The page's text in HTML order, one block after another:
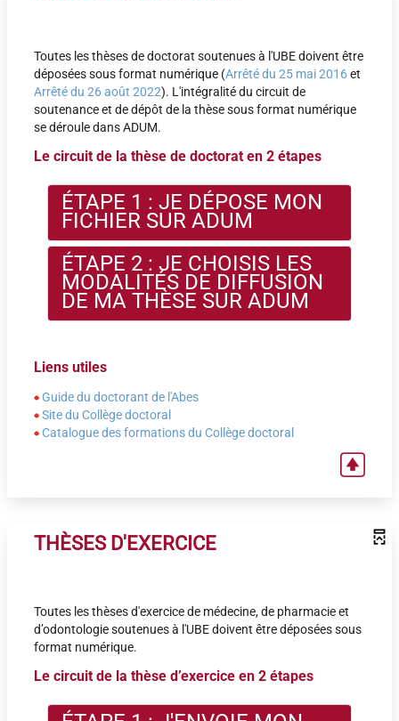
Toutes les thèses de doctorat soutenues à l'UBE doivent être
déposées sous format numérique (Arrêté du 25 mai 2016et
Arrêté du 26 août 2022). L'intégralité du circuit de
soutenance et de dépôt de la thèse sous format numérique
se déroule dans ADUM.
Le circuit de la thèse de doctorat en 2 étapes
ÉTAPE 1 : JE DÉPOSE MON
FICHIER SUR ADUM
ÉTAPE 2 : JE CHOISIS LES
MODALITÉS DE DIFFUSION
DE MA THÈSE SUR ADUM
Liens utiles
Guide du doctorant de l'Abes
Site du Collège doctoral
Catalogue des formations du Collège doctoral
THÈSES D'EXERCICE
Toutes les thèses d'exercice de médecine, de pharmacie et
d’odontologie soutenues à l'UBE doivent être déposées sous
format numérique.
Le circuit de la thèse d’exercice en 2 étapes